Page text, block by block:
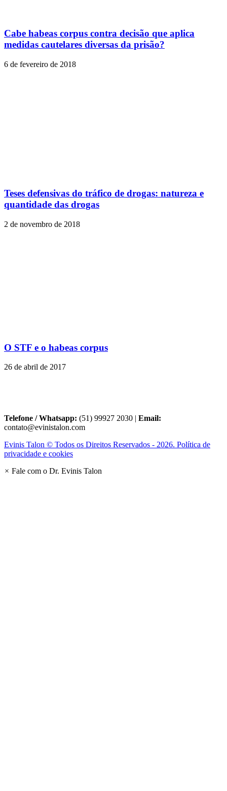
Cabe habeas corpus contra decisão que aplica
medidas cautelares diversas da prisão?
6 de fevereiro de 2018
Teses defensivas do tráfico de drogas: natureza e
quantidade das drogas
2 de novembro de 2018
O STF e o habeas corpus
26 de abril de 2017
Telefone / Whatsapp: (51) 99927 2030 | Email:
contato@evinistalon.com
Evinis Talon © Todos os Direitos Reservados - 2026. Política de
privacidade e cookies
× Fale com o Dr. Evinis Talon